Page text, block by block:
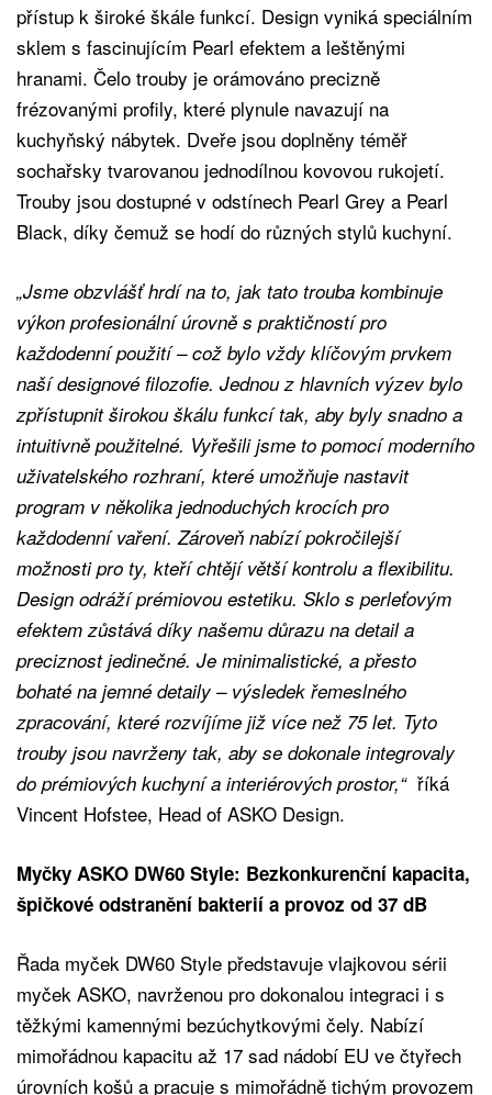
přístup k široké škále funkcí. Design vyniká speciálním
sklem s fascinujícím Pearl efektem a leštěnými
hranami. Čelo trouby je orámováno precizně
frézovanými profily, které plynule navazují na
kuchyňský nábytek. Dveře jsou doplněny téměř
sochařsky tvarovanou jednodílnou kovovou rukojetí.
Trouby jsou dostupné v odstínech Pearl Grey a Pearl
Black, díky čemuž se hodí do různých stylů kuchyní.
„Jsme obzvlášť hrdí na to, jak tato trouba kombinuje
výkon profesionální úrovně s praktičností pro
každodenní použití – což bylo vždy klíčovým prvkem
naší designové filozofie. Jednou z hlavních výzev bylo
zpřístupnit širokou škálu funkcí tak, aby byly snadno a
intuitivně použitelné. Vyřešili jsme to pomocí moderního
uživatelského rozhraní, které umožňuje nastavit
program v několika jednoduchých krocích pro
každodenní vaření. Zároveň nabízí pokročilejší
možnosti pro ty, kteří chtějí větší kontrolu a flexibilitu.
Design odráží prémiovou estetiku. Sklo s perleťovým
efektem zůstává díky našemu důrazu na detail a
preciznost jedinečné. Je minimalistické, a přesto
bohaté na jemné detaily – výsledek řemeslného
zpracování, které rozvíjíme již více než 75 let. Tyto
trouby jsou navrženy tak, aby se dokonale integrovaly
do prémiových kuchyní a interiérových prostor,“ říká
Vincent Hofstee, Head of ASKO Design.
Myčky ASKO DW60 Style: Bezkonkurenční kapacita,
špičkové odstranění bakterií a provoz od 37 dB
Řada myček DW60 Style představuje vlajkovou sérii
myček ASKO, navrženou pro dokonalou integraci i s
těžkými kamennými bezúchytkovými čely. Nabízí
mimořádnou kapacitu až 17 sad nádobí EU ve čtyřech
úrovních košů a pracuje s mimořádně tichým provozem